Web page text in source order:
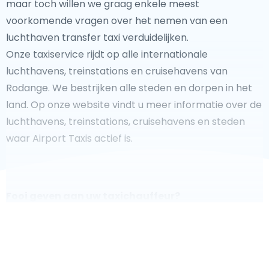
maar toch willen we graag enkele meest
voorkomende vragen over het nemen van een
luchthaven transfer taxi verduidelijken.
Onze taxiservice rijdt op alle internationale
luchthavens, treinstations en cruisehavens van
Rodange. We bestrijken alle steden en dorpen in het
land. Op onze website vindt u meer informatie over de
luchthavens, treinstations, cruisehavens en steden
waar Airport Taxis actief is.